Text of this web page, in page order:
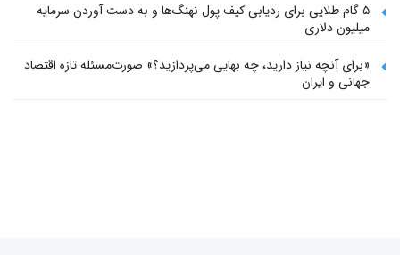
۵ گام طلایی برای ردیابی کیف پول‌ نهنگ‌ها و به دست آوردن سرمایه
میلیون دلاری
«برای آنچه نیاز دارید، چه بهایی می‌پردازید؟» صورت‌مسئله تازه اقتصاد
جهانی و ایران